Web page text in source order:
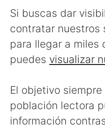
Si buscas dar
contratar nuestros
para llegar a miles
puedes visualizar
El objetivo
población lectora
información